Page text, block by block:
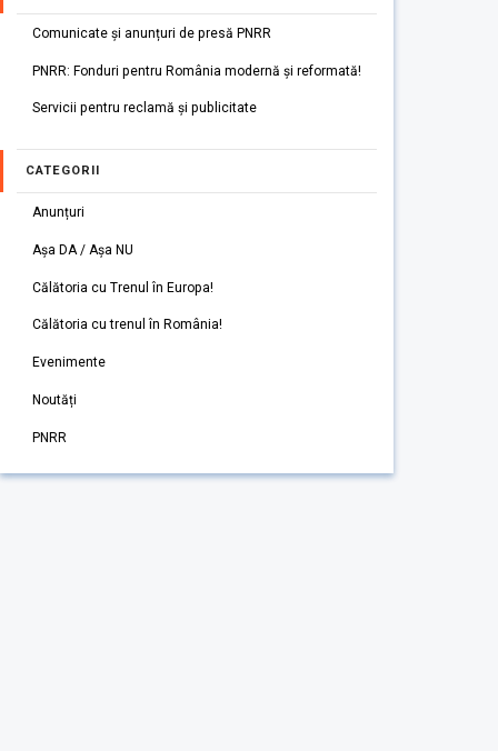
Comunicate și anunțuri de presă PNRR
PNRR: Fonduri pentru România modernă și reformată!
Servicii pentru reclamă și publicitate
CATEGORII
Anunțuri
Așa DA / Așa NU
Călătoria cu Trenul în Europa!
Călătoria cu trenul în România!
Evenimente
Noutăți
PNRR